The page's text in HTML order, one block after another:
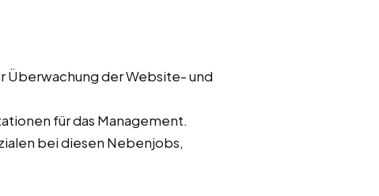
Überwachung der Website- und
für das Management.
bei diesen Nebenjobs,